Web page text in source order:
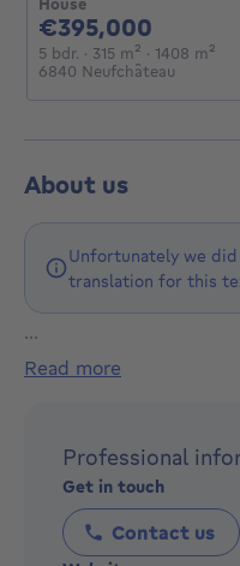
€395,000
5 bdr. 5 bedrooms
· 315 m² square meters
· 1408 m²
6840 Neufchâteau
About us
Unfortunately we
translation for this
L’immobilier est avant
de confiance.
une approche
qu’agence immobilière
le terrain, les quartiers
immobilier local, afin
...
read more
Professional
Get in touch
Contact us